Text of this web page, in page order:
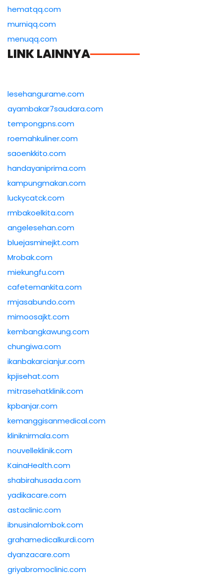
hematqq.com
murniqq.com
menuqq.com
LINK LAINNYA
lesehangurame.com
ayambakar7saudara.com
tempongpns.com
roemahkuliner.com
saoenkkito.com
handayaniprima.com
kampungmakan.com
luckycatck.com
rmbakoelkita.com
angelesehan.com
bluejasminejkt.com
Mrobak.com
miekungfu.com
cafetemankita.com
rmjasabundo.com
mimoosajkt.com
kembangkawung.com
chungiwa.com
ikanbakarcianjur.com
kpjisehat.com
mitrasehatklinik.com
kpbanjar.com
kemanggisanmedical.com
kliniknirmala.com
nouvelleklinik.com
KainaHealth.com
shabirahusada.com
yadikacare.com
astaclinic.com
ibnusinalombok.com
grahamedicalkurdi.com
dyanzacare.com
griyabromoclinic.com